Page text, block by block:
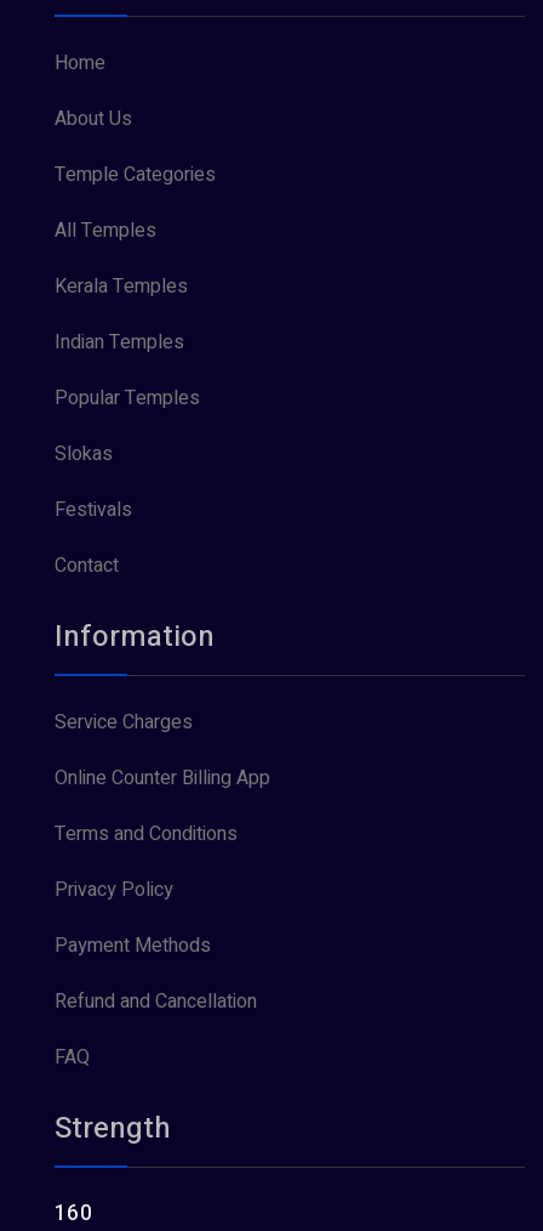
Home
About Us
Temple Categories
All Temples
Kerala Temples
Indian Temples
Popular Temples
Slokas
Festivals
Contact
Information
Service Charges
Online Counter Billing App
Terms and Conditions
Privacy Policy
Payment Methods
Refund and Cancellation
FAQ
Strength
160